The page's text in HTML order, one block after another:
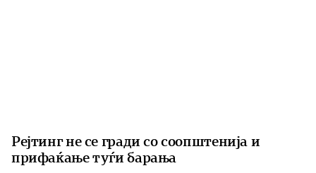
Рејтинг не се гради со соопштенија и
прифаќање туѓи барања